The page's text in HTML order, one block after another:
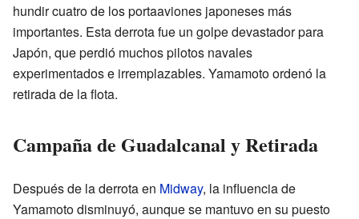
hundir cuatro de los portaaviones japoneses más
importantes. Esta derrota fue un golpe devastador para
Japón, que perdió muchos pilotos navales
experimentados e irremplazables. Yamamoto ordenó la
retirada de la flota.
Campaña de Guadalcanal y Retirada
Después de la derrota en Midway, la influencia de
Yamamoto disminuyó, aunque se mantuvo en su puesto